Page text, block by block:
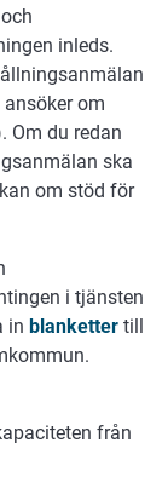
inleds.
om
Om du redan
ska
om stöd för
i tjänsten
in blanketter till
från